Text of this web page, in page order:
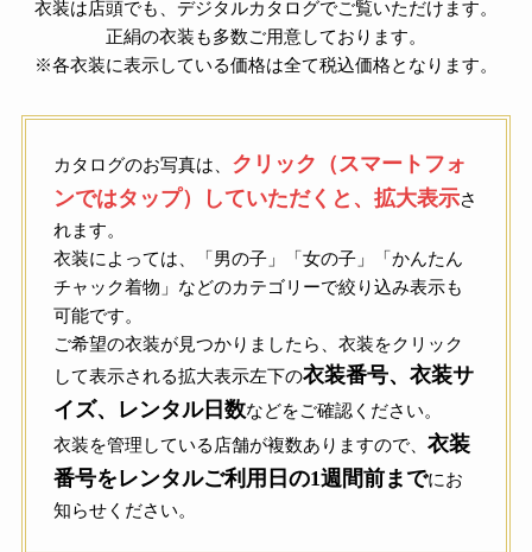
衣装は店頭でも、デジタルカタログでご覧いただけます。
正絹の衣装も多数ご用意しております。
※各衣装に表示している価格は全て税込価格となります。
カタログのお写真は、 クリック（スマートフォ
ンではタップ）していただくと、拡大表示さ
れます。
衣装によっては、「男の子」「女の子」「かんたん
チャック着物」などのカテゴリーで絞り込み表示も
可能です。
ご希望の衣装が見つかりましたら、衣装をクリック
して表示される拡大表示左下の衣装番号、衣装サ
イズ、レンタル日数などをご確認ください。
衣装を管理している店舗が複数ありますので、 衣装
番号をレンタルご利用日の1週間前までにお
知らせください。